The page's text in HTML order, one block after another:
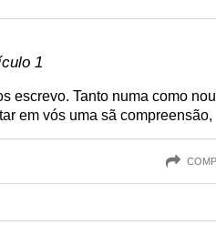
1
escrevo. Tanto numa como
em vós uma sã compreensão,